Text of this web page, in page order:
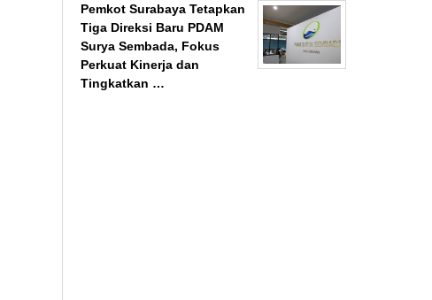
Pemkot Surabaya Tetapkan
Tiga Direksi Baru PDAM
Surya Sembada, Fokus
Perkuat Kinerja dan
Tingkatkan …